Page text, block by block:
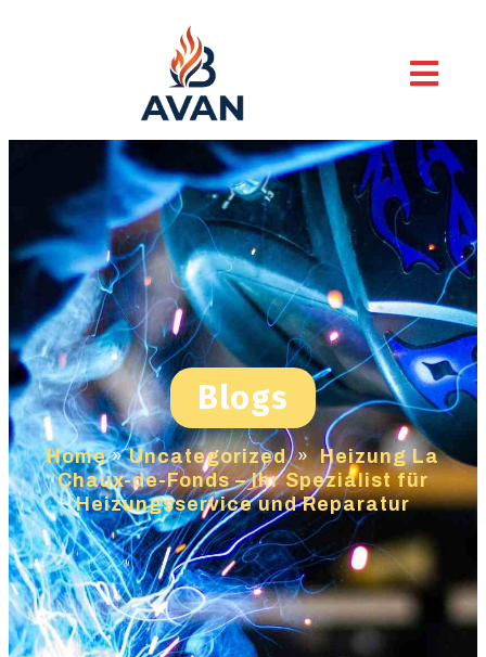
Blogs
Home»Uncategorized » Heizung La
Chaux-de-Fonds – Ihr Spezialist für
Heizungsservice und Reparatur